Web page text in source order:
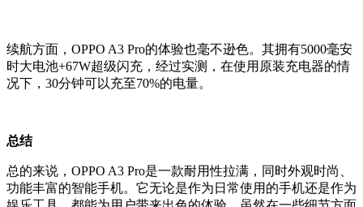
续航方面，OPPO A3 Pro的体验也毫不逊色。其拥有5000毫安
时大电池+67W超级闪充，经过实测，在使用原装充电器的情
况下，30分钟可以充至70%的电量。
总结
总的来说，OPPO A3 Pro是一款耐用性拉满，同时外观时尚、
功能丰富的智能手机。它无论是作为日常使用的手机还是作为